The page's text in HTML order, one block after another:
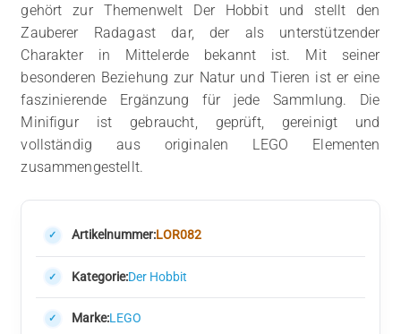
gehört zur Themenwelt Der Hobbit und stellt den
Zauberer Radagast dar, der als unterstützender
Charakter in Mittelerde bekannt ist. Mit seiner
besonderen Beziehung zur Natur und Tieren ist er eine
faszinierende Ergänzung für jede Sammlung. Die
Minifigur ist gebraucht, geprüft, gereinigt und
vollständig aus originalen LEGO Elementen
zusammengestellt.
Artikelnummer:LOR082
Kategorie:Der Hobbit
Marke:LEGO